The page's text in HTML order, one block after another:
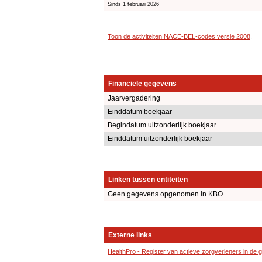
Sinds 1 februari 2026
Toon de activiteiten NACE-BEL-codes versie 2008
Financiële gegevens
Jaarvergadering
Einddatum boekjaar
Begindatum uitzonderlijk boekjaar
Einddatum uitzonderlijk boekjaar
Linken tussen entiteiten
Geen gegevens opgenomen in KBO.
Externe links
HealthPro - Register van actieve zorgverleners in de